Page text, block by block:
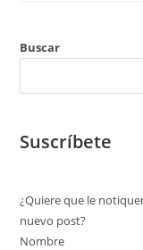
Buscar
Suscríbete
¿Quiere que le
nuevo post?
Nombre